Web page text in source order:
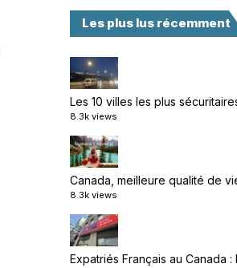
Les plus lus récemment
Les 10 villes les plus
8.3k views
Canada, meilleure qualité de
8.3k views
Expatriés Français au Canada :